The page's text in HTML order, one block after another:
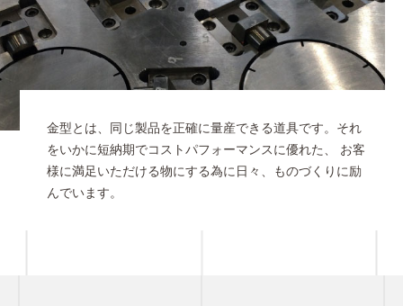
金型とは、同じ製品を正確に量産できる道具です。それ
をいかに短納期でコストパフォーマンスに優れた、 お客
様に満足いただける物にする為に日々、ものづくりに励
んでいます。